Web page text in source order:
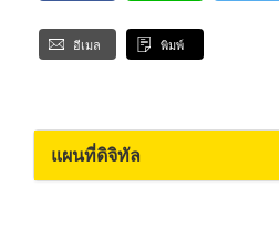
อีเมล พิมพ์
แผนที่ดิจิทัล